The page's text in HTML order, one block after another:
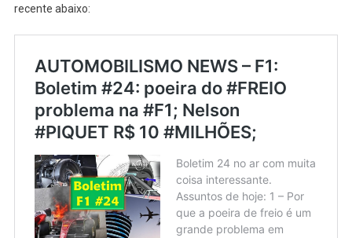
recente abaixo: